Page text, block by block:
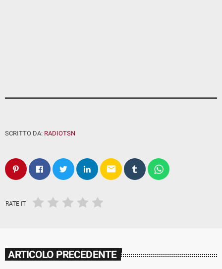
SCRITTO DA: RADIOTSN
email
RATE IT
ARTICOLO PRECEDENTE